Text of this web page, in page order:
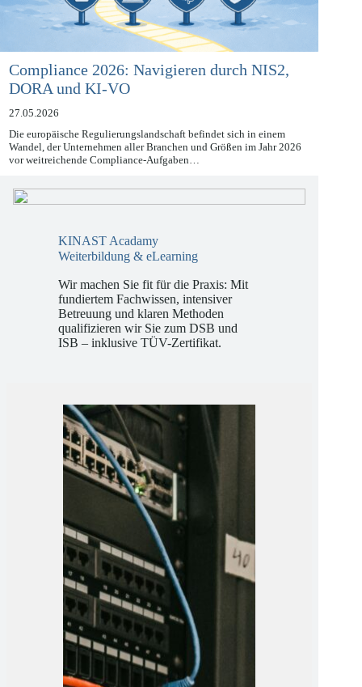
Compliance 2026: Navigieren durch NIS2,
DORA und KI-VO
27.05.2026
Die europäische Regulierungslandschaft befindet sich in einem
Wandel, der Unternehmen aller Branchen und Größen im Jahr 2026
KINAST Acadamy
Wir machen Sie fit für die Praxis: Mit
fundiertem Fachwissen, intensiver
Betreuung und klaren Methoden
qualifizieren wir Sie zum DSB und